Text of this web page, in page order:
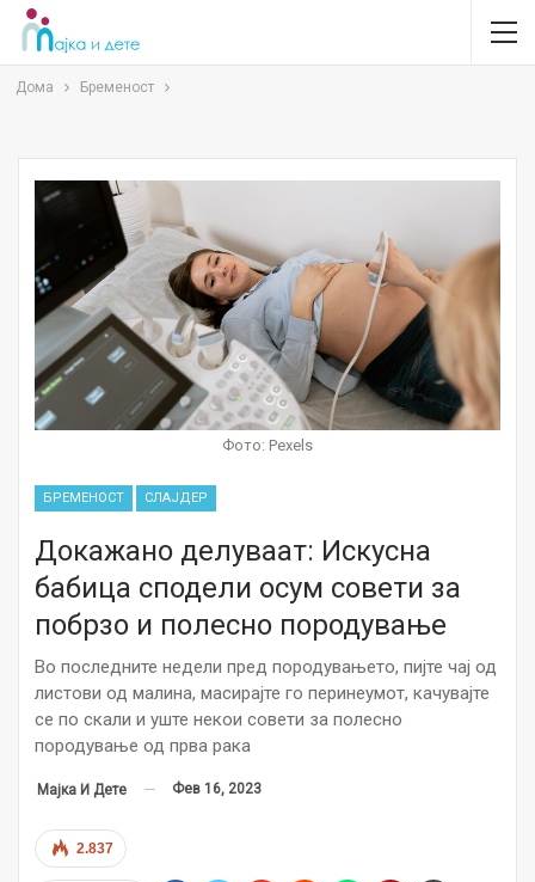
Дома Бременост
Фото: Pexels
БРЕМЕНОСТ СЛАЈДЕР
Докажано делуваат: Искусна
бабица сподели осум совети за
побрзо и полесно породување
Во последните недели пред породувањето, пијте чај од
листови од малина, масирајте го перинеумот, качувајте
се по скали и уште некои совети за полесно
породување од прва рака
Мајка И Дете Фев 16, 2023
2.837